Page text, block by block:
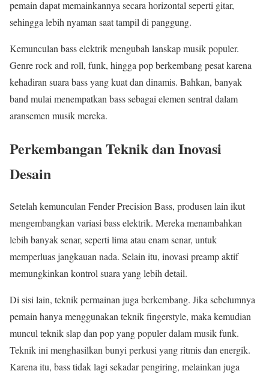
pemain dapat memainkannya secara horizontal seperti gitar,
sehingga lebih nyaman saat tampil di panggung.
Kemunculan bass elektrik mengubah lanskap musik populer.
Genre rock and roll, funk, hingga pop berkembang pesat karena
kehadiran suara bass yang kuat dan dinamis. Bahkan, banyak
band mulai menempatkan bass sebagai elemen sentral dalam
aransemen musik mereka.
Perkembangan Teknik dan Inovasi
Desain
Setelah kemunculan Fender Precision Bass, produsen lain ikut
mengembangkan variasi bass elektrik. Mereka menambahkan
lebih banyak senar, seperti lima atau enam senar, untuk
memperluas jangkauan nada. Selain itu, inovasi preamp aktif
memungkinkan kontrol suara yang lebih detail.
Di sisi lain, teknik permainan juga berkembang. Jika sebelumnya
pemain hanya menggunakan teknik fingerstyle, maka kemudian
muncul teknik slap dan pop yang populer dalam musik funk.
Teknik ini menghasilkan bunyi perkusi yang ritmis dan energik.
Karena itu, bass tidak lagi sekadar pengiring, melainkan juga